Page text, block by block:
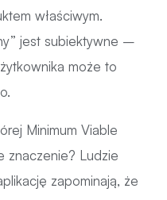
właściwym.
jest subiektywne –
może to
Minimum Viable
znaczenie? Ludzie
zapominają, że